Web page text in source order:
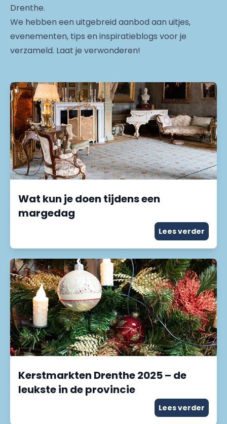
Drenthe.
We hebben een uitgebreid aanbod aan uitjes,
evenementen, tips en inspiratieblogs voor je
verzameld. Laat je verwonderen!
Wat kun je doen tijdens een
margedag
Lees verder
Kerstmarkten Drenthe 2025 – de
leukste in de provincie
Lees verder